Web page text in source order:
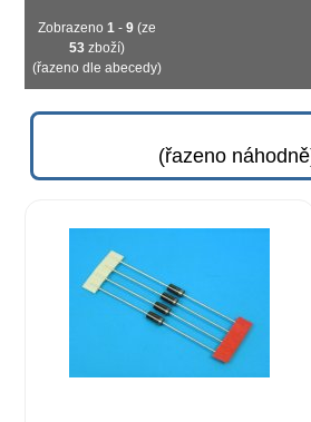
Zobrazeno1 -9 (ze
53 zboží)
(řazeno dle abecedy)
(řazeno